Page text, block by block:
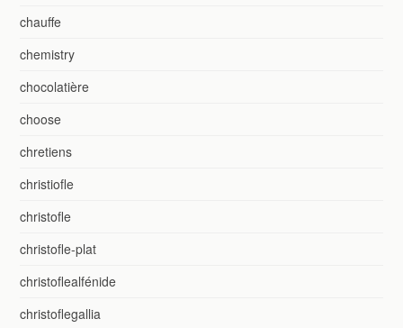
chauffe
chemistry
chocolatière
choose
chretiens
christiofle
christofle
christofle-plat
christoflealfénide
christoflegallia